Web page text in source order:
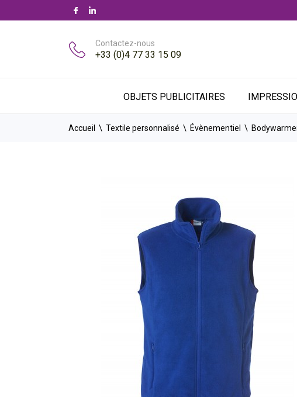
Contactez-nous
+33 (0)4 77 33 15 09
OBJETS PUBLICITAIRES
Accueil Textile personnalisé Évènementiel